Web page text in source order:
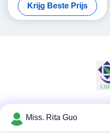
Krijg Beste Prijs
Miss. Rita Guo